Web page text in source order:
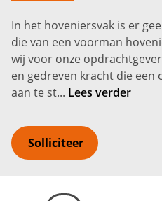
In het hoveniersvak is er
die van een voorman
wij voor onze
en gedreven kracht die
aan te st... Lees verder
Solliciteer